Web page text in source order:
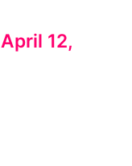
April 12,